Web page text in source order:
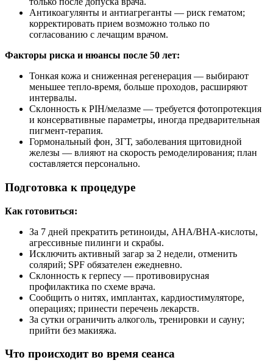
Антикоагулянты и антиагреганты — риск гематом;
корректировать прием возможно только по
согласованию с лечащим врачом.
Факторы риска и нюансы после 50 лет:
Тонкая кожа и сниженная регенерация — выбирают
меньшее тепло‑время, больше проходов, расширяют
интервалы.
Склонность к PIH/мелазме — требуется фотопротекция
и консервативные параметры, иногда предварительная
пигмент‑терапия.
Гормональный фон, ЗГТ, заболевания щитовидной
железы — влияют на скорость ремоделирования; план
составляется персонально.
Подготовка к процедуре
Как готовиться:
За 7 дней прекратить ретиноиды, AHA/BHA‑кислоты,
агрессивные пилинги и скрабы.
Исключить активный загар за 2 недели, отменить
солярий; SPF обязателен ежедневно.
Склонность к герпесу — противовирусная
профилактика по схеме врача.
Сообщить о нитях, имплантах, кардиостимуляторе,
операциях; принести перечень лекарств.
За сутки ограничить алкоголь, тренировки и сауну;
прийти без макияжа.
Что происходит во время сеанса